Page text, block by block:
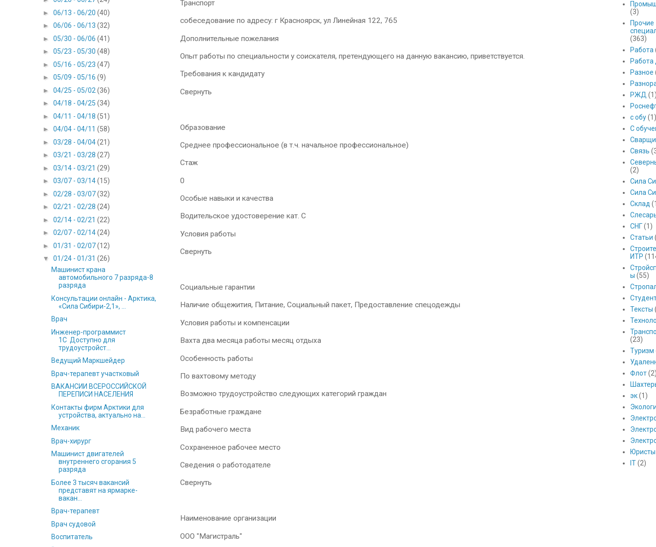
Транспорт
собеседование по адресу: г Красноярск, ул Линейная 122, 765
Дополнительные пожелания
Опыт работы по специальности у соискателя, претендующего на данную вакансию, приветствуется.
Требования к кандидату
Свернуть
Образование
Среднее профессиональное (в т.ч. начальное профессиональное)
Стаж
0
Особые навыки и качества
Водительское удостоверение кат. C
Условия работы
Свернуть
Социальные гарантии
Наличие общежития, Питание, Социальный пакет, Предоставление спецодежды
Условия работы и компенсации
Вахта два месяца работы месяц отдыха
Особенность работы
По вахтовому методу
Возможно трудоустройство следующих категорий граждан
Безработные граждане
Вид рабочего места
Сохраненное рабочее место
Сведения о работодателе
Свернуть
Наименование организации
ООО "Магистраль"
► 06/13 - 06/20 (40)
► 06/06 - 06/13 (32)
► 05/30 - 06/06 (41)
► 05/23 - 05/30 (48)
► 05/16 - 05/23 (47)
► 05/09 - 05/16 (9)
► 04/25 - 05/02 (36)
► 04/18 - 04/25 (34)
► 04/11 - 04/18 (51)
► 04/04 - 04/11 (58)
► 03/28 - 04/04(21)
► 03/21 - 03/28 (27)
► 03/14 - 03/21 (29)
► 03/07 - 03/14(15)
► 02/28 - 03/07(32)
► 02/21 - 02/28 (24)
► 02/14 - 02/21 (22)
► 02/07 - 02/14(24)
► 01/31 - 02/07(12)
▼ 01/24 - 01/31 (26)
Машинист крана
автомобильного 7 разряда-8
разряда
Консультации онлайн - Арктика,
«Сила Сибири-2,1», ...
Врач
Инженер-программист
1С Доступно для
трудоустройст...
Ведущий Маркшейдер
Врач-терапевт участковый
ВАКАНСИИ ВСЕРОССИЙСКОЙ
ПЕРЕПИСИ НАСЕЛЕНИЯ
Контакты фирм Арктики для
устройства, актуально на...
Механик
Врач-хирург
Машинист двигателей
внутреннего сгорания 5
разряда
Более 3 тысяч вакансий
представят на ярмарке-
вакан...
Врач-терапевт
Врач судовой
Воспитатель
(3)
Прочие
(363)
Работа
Работа
Разное
РЖД
с обу (1)
С
Связь
(2)
Сила
Сила
Склад
СНГ (1)
Статьи
ИТР
ы (55)
Тексты
(23)
Туризм
Флот
эк (1)
Юристы
IT (2)